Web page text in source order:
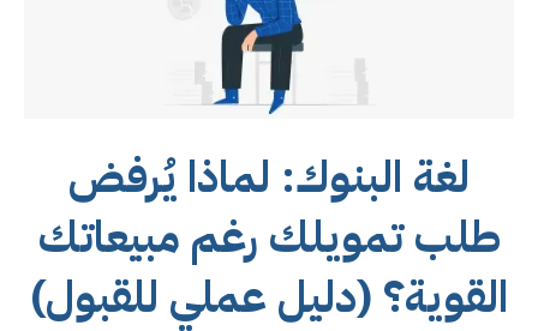
لغة البنوك: لماذا يُرفض
طلب تمويلك رغم مبيعاتك
القوية؟ (دليل عملي للقبول)